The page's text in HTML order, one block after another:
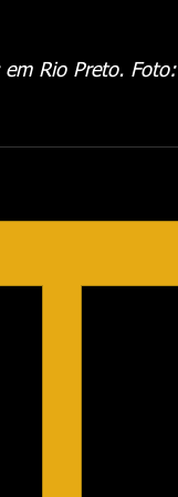
Rio Preto. Foto: